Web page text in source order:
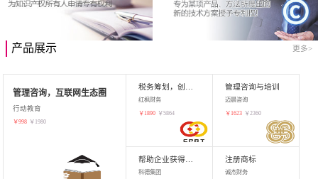
产品展示 更多>
管理咨询，互联网生态圈
行动教育
￥998 ￥ 1980
红枫财务
￥ 1890 ￥5864
管理咨询与培训
迈晨咨询
￥ 1623 ￥2360
科德集团
注册商标
诚杰财务